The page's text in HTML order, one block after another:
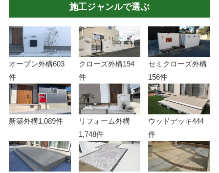
施工ジャンルで選ぶ
オープン外構603
件
クローズ外構194
件
セミクローズ外構
156件
新築外構1,089件
リフォーム外構
1,748件
ウッドデッキ444
件